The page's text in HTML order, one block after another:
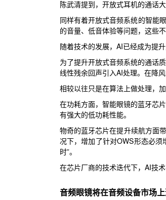
陈武清提到，开放式耳机的通话
同样有着开放式音频系统的智能
的音量、低音体验等问题，这些
随着技术的发展，AI已经成为提
为了提升开放式音频系统的通话
线性残余回声引入AI处理。在降
相较以往只是在算法上做处理，
在功耗方面，智能眼镜的蓝牙芯
有强大的低功耗性能。
物奇的蓝牙芯片在提升续航方面
况下，增加了针对OWS形态必
时”。
在芯片厂商的技术迭代下，AI技
音频眼镜将在音频设备市场